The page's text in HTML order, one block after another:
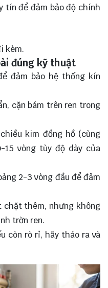
tín để đảm bảo độ chính
kèm.
đúng kỹ thuật
đảm bảo hệ thống kín
cặn bám trên ren trong
kim đồng hồ (cùng
15 vòng tùy độ dày của
2-3 vòng đầu để đảm
chặt thêm, nhưng không
trờn ren.
còn rò rỉ, hãy tháo ra và